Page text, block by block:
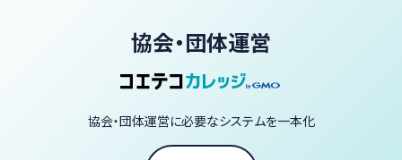
協会・団体運営
協会・団体運営に必要なシステムを一本化